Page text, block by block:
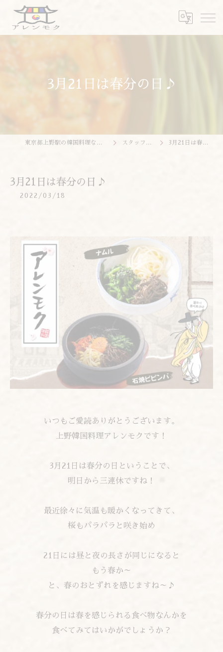
3月21日は春分の日♪
東京都上野駅の韓国料理ならアレンモク スタッフブログ 3月21日は春分の日♪
3月21日は春分の日♪
2022/03/18
いつもご愛読ありがとうございます。
上野韓国料理アレンモクです！
3月21日は春分の日ということで、
明日から三連休ですね！
最近徐々に気温も暖かくなってきて、
桜もパラパラと咲き始め
21日には昼と夜の長さが同じになると
もう春か～
と、春のおとずれを感じますね～♪
春分の日は春を感じられる食べ物なんかを
食べてみてはいかがでしょうか？